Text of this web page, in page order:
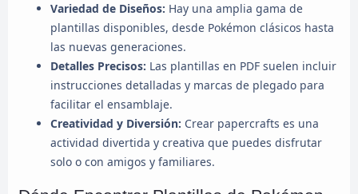
Variedad de Diseños: Hay una amplia gama de
plantillas disponibles, desde Pokémon clásicos hasta
las nuevas generaciones.
Detalles Precisos: Las plantillas en PDF suelen incluir
instrucciones detalladas y marcas de plegado para
facilitar el ensamblaje.
Creatividad y Diversión: Crear papercrafts es una
actividad divertida y creativa que puedes disfrutar
solo o con amigos y familiares.